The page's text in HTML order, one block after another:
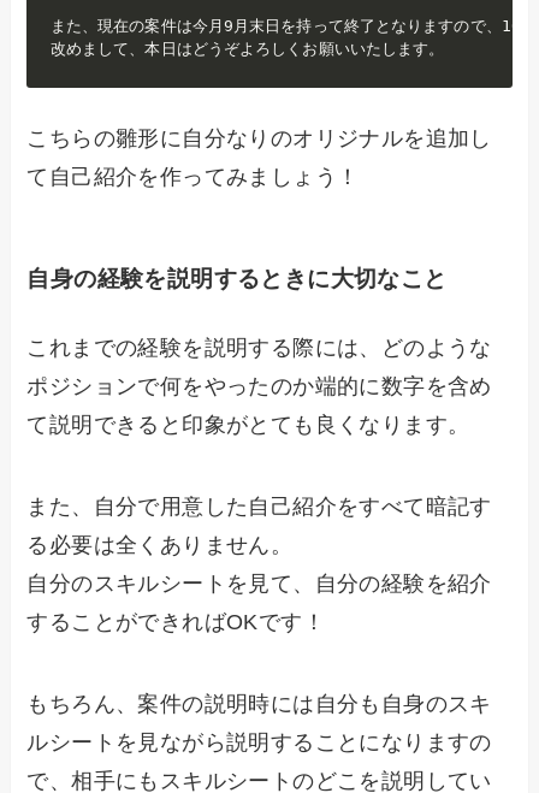
また、現在の案件は今月9月末日を持って終了となりますので、10
改めまして、本日はどうぞよろしくお願いいたします。
こちらの雛形に自分なりのオリジナルを追加し
て自己紹介を作ってみましょう！
自身の経験を説明するときに大切なこと
これまでの経験を説明する際には、どのような
ポジションで何をやったのか端的に数字を含め
て説明できると印象がとても良くなります。
また、自分で用意した自己紹介をすべて暗記す
る必要は全くありません。
自分のスキルシートを見て、自分の経験を紹介
することができればOKです！
もちろん、案件の説明時には自分も自身のスキ
ルシートを見ながら説明することになりますの
で、相手にもスキルシートのどこを説明してい